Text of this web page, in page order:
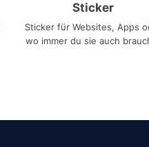
Sticker
Sticker für Websites, Apps
wo immer du sie auch